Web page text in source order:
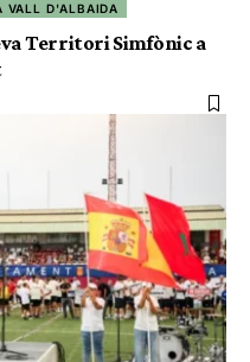
VALL D'ALBAIDA
Territori Simfònic a